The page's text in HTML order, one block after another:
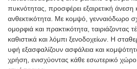
πυκνότητας, προσφέρει εξαιρετική άνεση
ανθεκτικότητα. Με κομψό, γενναιόδωρο
ομορφιά και πρακτικότητα, ταιριάζοντας
καθιστικά και λόμπι ξενοδοχείων. Η
υφή εξασφαλίζουν ασφάλεια και
χρήση, ενισχύοντας κάθε εσωτερικό